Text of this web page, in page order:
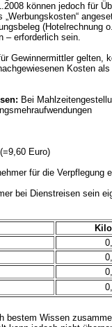
können jedoch für
„Werbungskosten“
(Hotelrechnung
– erforderlich sein.
Gewinnermittler gelten,
Kosten
Bei
Euro)
für die Verpflegung
bei Dienstreisen sein
bestem Wissen